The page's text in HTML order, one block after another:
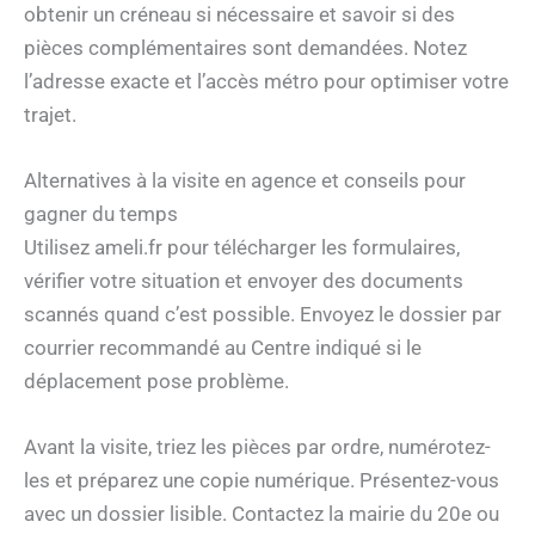
obtenir un créneau si nécessaire et savoir si des
pièces complémentaires sont demandées. Notez
l’adresse exacte et l’accès métro pour optimiser votre
trajet.
Alternatives à la visite en agence et conseils pour
gagner du temps
Utilisez ameli.fr pour télécharger les formulaires,
vérifier votre situation et envoyer des documents
scannés quand c’est possible. Envoyez le dossier par
courrier recommandé au Centre indiqué si le
déplacement pose problème.
Avant la visite, triez les pièces par ordre, numérotez-
les et préparez une copie numérique. Présentez-vous
avec un dossier lisible. Contactez la mairie du 20e ou